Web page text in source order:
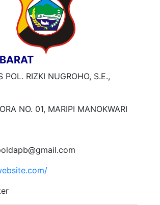
POL. RIZKI NUGROHO, S.E.,
NO. 01, MARIPI MANOKWARI